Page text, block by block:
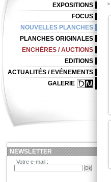
>
EXPOSITIONS
FOCUS
NOUVELLES PLANCHES
PLANCHES ORIGINALES
ENCHÈRES / AUCTIONS
EDITIONS
ACTUALITÉS / EVÉNEMENTS
GALERIE
NEWSLETTER
Votre e-mail :